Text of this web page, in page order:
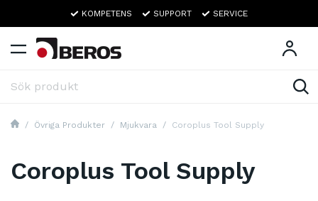
KOMPETENS SUPPORT SERVICE
Övriga Produkter Mjukvara Coroplus Tool Supply
Coroplus Tool Supply